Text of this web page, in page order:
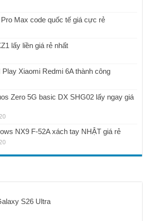
Max code quốc tế giá cực rẻ
lấy liền giá rẻ nhất
Xiaomi Redmi 6A thành công
Zero 5G basic DX SHG02 lấy ngay giá
NX9 F-52A xách tay NHẬT giá rẻ
S26 Ultra